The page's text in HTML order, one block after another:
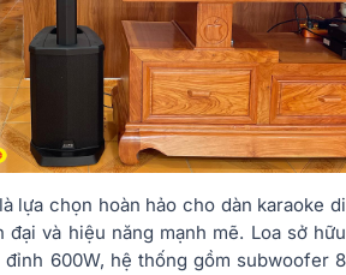
là lựa chọn hoàn hảo cho dàn karaoke di
và hiệu năng mạnh mẽ. Loa sở hữu
đỉnh 600W, hệ thống gồm subwoofer 8